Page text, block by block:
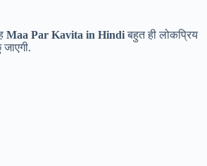
Maa Par Kavita in Hindiबहुत ही लोकप्रिय